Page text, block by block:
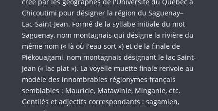
Chicoutimi pour désigner la région du Saguenay–
Lac-Saint-Jean. Formé de la syllabe initiale du mot
Saguenay, nom montagnais qui désigne la rivière du
même nom (« là où l'eau sort ») et de la finale de
Piékouagami, nom montagnais désignant le lac Saint-
Jean (« lac plat »). La voyelle muette finale renvoie au
modèle des innombrables régionymes français
semblables : Mauricie, Matawinie, Minganie, etc.
Gentilés et adjectifs correspondants : sagamien,